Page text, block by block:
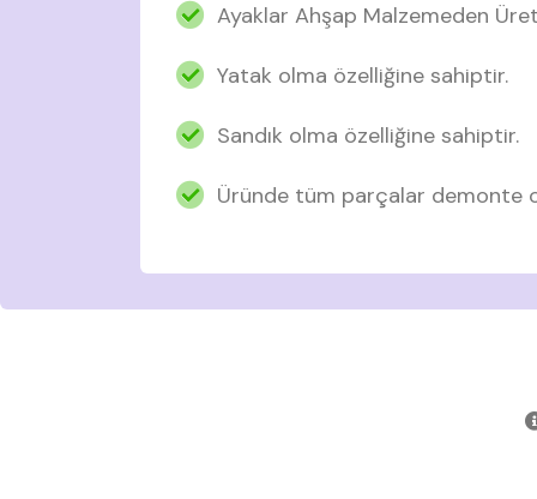
Ayaklar Ahşap Malzemeden
Yatak olma özelliğine sahiptir.
Sandık olma özelliğine sahiptir.
Üründe tüm parçalar demonte